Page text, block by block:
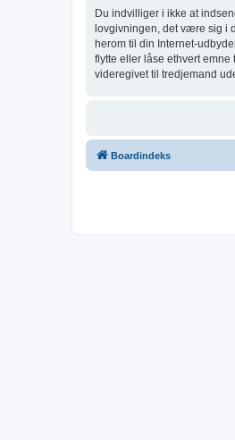
Du indvilliger i ikke at
lovgivningen, det være sig i
herom til din Internet-
flytte eller låse ethvert
videregivet til tredjemand
Boardindeks